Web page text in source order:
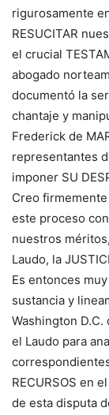
rigurosamente
RESUCITAR
el crucial
abogado
documentó la
chantaje y
Frederick de
representantes
imponer SU
Creo
este proceso
nuestros
Laudo, la
Es entonces
sustancia y
Washington
el Laudo para
RECURSOS en
de esta disputa